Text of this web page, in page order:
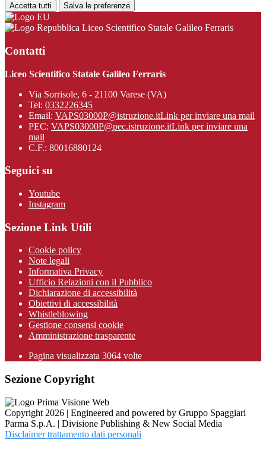
Accetta tutti Salva le preferenze
Liceo Scientifico Statale Galileo Ferraris
Contatti
Liceo Scientifico Statale Galileo Ferraris
Via Sorrisole, 6 - 21100 Varese (VA)
Tel: 0332226345
Email: VAPS03000P@istruzione.itLink per inviare una mail
PEC: VAPS03000P@pec.istruzione.itLink per inviare una
mail
C.F.: 80016880124
Seguici su
Youtube
Instagram
Sezione Link Utili
Cookie policy
Note legali
Informativa Privacy
Ufficio Relazioni con il Pubblico
Dichiarazione di accessibilità
Obiettivi di accessibilità
Whistleblowing
Gestione consensi cookie
Amministrazione trasparente
Pagina visualizzata 3064 volte
Sezione Copyright
Copyright 2026 | Engineered and powered by Gruppo Spaggiari
Parma S.p.A. | Divisione Publishing & New Social Media
Disclaimer trattamento dati personali